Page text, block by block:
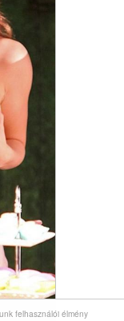
felhasználói élmény